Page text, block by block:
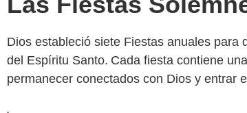
Dios estableció siete Fiestas anuales para
del Espíritu Santo. Cada fiesta contiene
permanecer conectados con Dios y entrar